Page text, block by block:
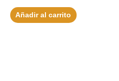
de
5
Añadir al carrito